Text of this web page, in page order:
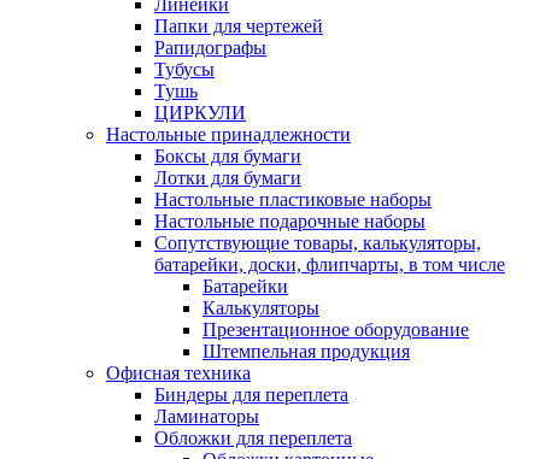
Линейки
Папки для чертежей
Рапидографы
Тубусы
Тушь
ЦИРКУЛИ
Настольные принадлежности
Боксы для бумаги
Лотки для бумаги
Настольные пластиковые наборы
Настольные подарочные наборы
Сопутствующие товары, калькуляторы,
батарейки, доски, флипчарты, в том числе
Батарейки
Калькуляторы
Презентационное оборудование
Штемпельная продукция
Офисная техника
Биндеры для переплета
Ламинаторы
Обложки для переплета